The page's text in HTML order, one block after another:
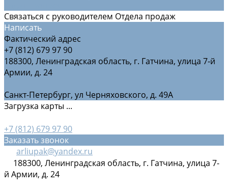
Связаться с руководителем Отдела продаж
Написать
Фактический адрес
+7 (812) 679 97 90
188300, Ленинградская область, г. Гатчина, улица 7-й
Армии, д. 24
Санкт-Петербург, ул Черняховского, д. 49А
Загрузка карты ...
+7 (812) 679 97 90
Заказать звонок
arliupak@yandex.ru
188300, Ленинградская область, г. Гатчина, улица 7-
й Армии, д. 24